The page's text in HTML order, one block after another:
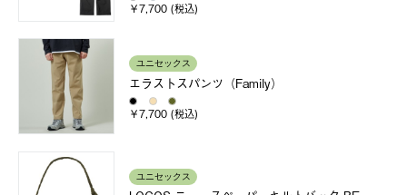
￥7,700 (税込)
ユニセックス
エラストスパンツ（Family）
￥7,700 (税込)
ユニセックス